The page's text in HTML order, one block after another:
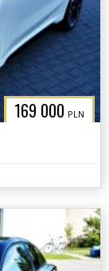
169 000 PLN